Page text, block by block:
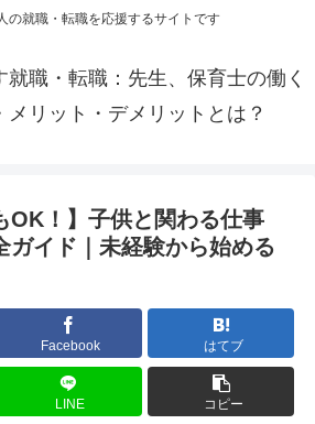
の就職・転職を応援するサイトです
職・転職：先生、保育士の働く
メリット・デメリットとは？
OK！】子供と関わる仕事
ガイド｜未経験から始める
Facebook はてブ
LINE コピー